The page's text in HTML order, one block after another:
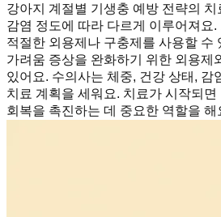
강아지 계절별 기생충 예방 전략의
감염 정도에 따라 다르게 이루어져요
적절한 외용제나 구충제를 사용할 수
가려움 증상을 완화하기 위한 외용제
있어요. 수의사는 체중, 건강 상태, 감
치료 계획을 세워요. 치료가 시작되면
회복을 촉진하는 데 중요한 역할을 해